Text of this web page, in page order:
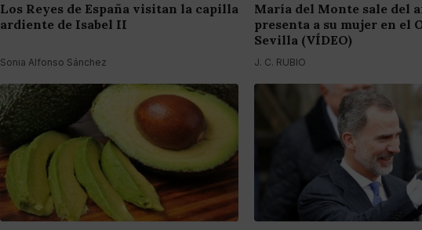
Los Reyes de España visitan la capilla
ardiente de Isabel II
Sonia Alfonso Sánchez
María del Monte sale del
presenta a su mujer en el
Sevilla (VÍDEO)
J. C. RUBIO